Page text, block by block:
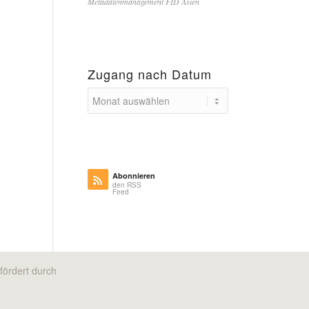
Zugang nach Datum
Abonnieren
den RSS
Feed
durch